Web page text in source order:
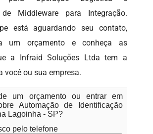
de Middleware para Integração.
está aguardando seu contato,
um orçamento e conheça as
a Infraid Soluções Ltda tem a
você ou sua empresa.
um orçamento ou entrar em
Automação de Identificação
Lagoinha - SP?
pelo telefone